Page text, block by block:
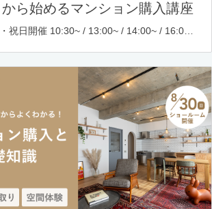
ら始めるマンション購入講座
木・金・土・日・祝日開催 10:30~ / 13:00~ / 14:00~ / 16:00~ / 17:00~/ 18:30~/ 19:30~